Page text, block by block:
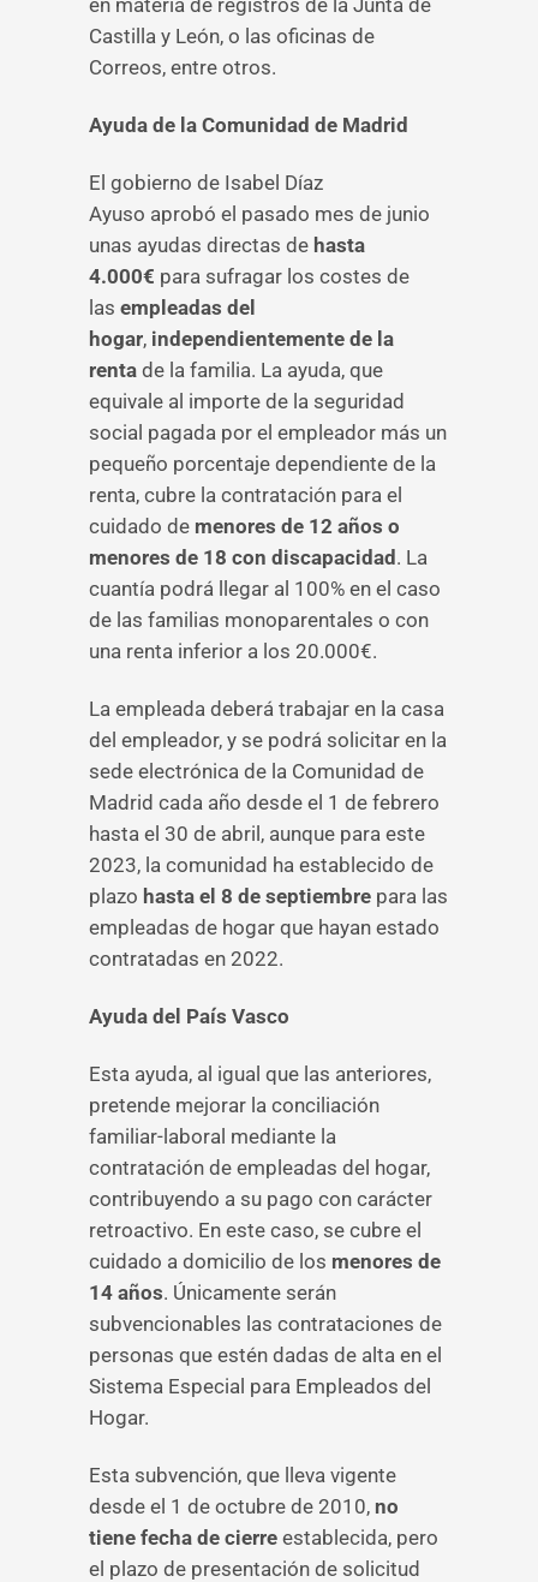
en materia de registros de la Junta de
Castilla y León, o las oficinas de
Correos, entre otros.
Ayuda de la Comunidad de Madrid
El gobierno de Isabel Díaz
Ayuso aprobó el pasado mes de junio
unas ayudas directas de hasta
4.000€ para sufragar los costes de
las empleadas del
hogar, independientemente de la
renta de la familia. La ayuda, que
equivale al importe de la seguridad
social pagada por el empleador más un
pequeño porcentaje dependiente de la
renta, cubre la contratación para el
cuidado de menores de 12 años o
menores de 18 con discapacidad . La
cuantía podrá llegar al 100% en el caso
de las familias monoparentales o con
una renta inferior a los 20.000€.
La empleada deberá trabajar en la casa
del empleador, y se podrá solicitar en la
sede electrónica de la Comunidad de
Madrid cada año desde el 1 de febrero
hasta el 30 de abril, aunque para este
2023, la comunidad ha establecido de
plazo hasta el 8 de septiembre para las
empleadas de hogar que hayan estado
contratadas en 2022.
Ayuda del País Vasco
Esta ayuda, al igual que las anteriores,
pretende mejorar la conciliación
familiar-laboral mediante la
contratación de empleadas del hogar,
contribuyendo a su pago con carácter
retroactivo. En este caso, se cubre el
cuidado a domicilio de los menores de
14 años. Únicamente serán
subvencionables las contrataciones de
personas que estén dadas de alta en el
Sistema Especial para Empleados del
Hogar.
Esta subvención, que lleva vigente
desde el 1 de octubre de 2010, no
tiene fecha de cierre establecida, pero
el plazo de presentación de solicitud